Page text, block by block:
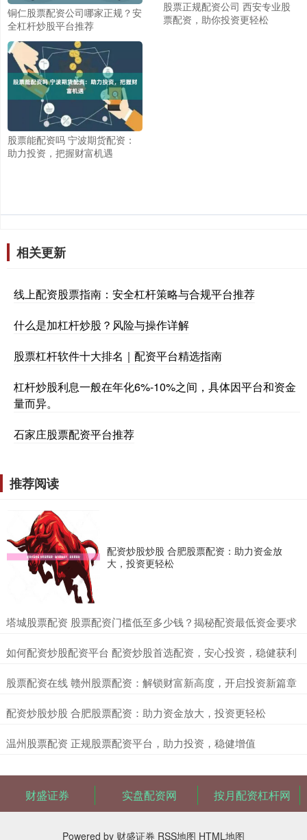
铜仁股票配资公司哪家正规？安
全杠杆炒股平台推荐
股票正规配资公司 西安专业股
票配资，助你投资更轻松
股票能配资吗 宁波期货配资：
助力投资，把握财富机遇
相关更新
线上配资股票指南：安全杠杆策略与合规平台推荐
什么是加杠杆炒股？风险与操作详解
股票杠杆软件十大排名｜配资平台精选指南
杠杆炒股利息一般在年化6%-10%之间，具体因平台和资金
量而异。
石家庄股票配资平台推荐
推荐阅读
配资炒股炒股 合肥股票配资：助力资金放
大，投资更轻松
​塔城股票配资 股票配资门槛低至多少钱？揭秘配资最低资金要求
​如何配资炒股配资平台 配资炒股首选配资，安心投资，稳健获利
​股票配资在线 赣州股票配资：解锁财富新高度，开启投资新篇章
​配资炒股炒股 合肥股票配资：助力资金放大，投资更轻松
​温州股票配资 正规股票配资平台，助力投资，稳健增值
财盛证券 实盘配资网 按月配资杠杆网
Powered by 财盛证券 RSS地图 HTML地图